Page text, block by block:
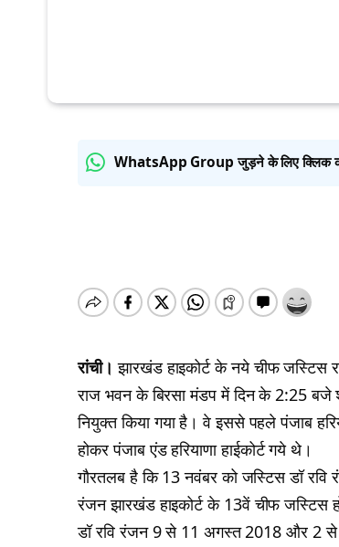
WhatsApp Group जुड़ने के लिए क्लिक
रांची। झारखंड हाइकोर्ट के नये चीफ जस्टिस
राज भवन के बिरसा मंडप में दिन के 2:25 बजे
नियुक्त किया गया है। वे इससे पहले पंजाब
होकर पंजाब एंड हरियाणा हाईकोर्ट गये थे।
गौरतलब है कि 13 नवंबर को जस्टिस डॉ रवि
रंजन झारखंड हाइकोर्ट के 13वें चीफ जस्टिस
डॉ रवि रंजन 9 से 11 अगस्त 2018 और 2 से